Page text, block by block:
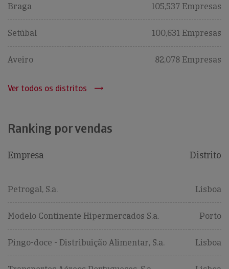
Braga 105,537 Empresas
Setúbal 100,631 Empresas
Aveiro 82,078 Empresas
Ver todos os distritos
Ranking por vendas
Empresa Distrito
Petrogal, S.a. Lisboa
Modelo Continente Hipermercados S.a. Porto
Pingo-doce - Distribuição Alimentar, S.a. Lisboa